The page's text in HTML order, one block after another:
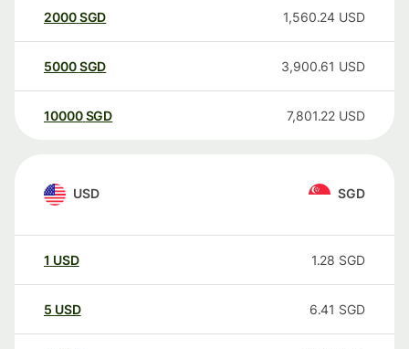
2000SGD 1,560.24 USD
5000SGD 3,900.61 USD
10000 SGD 7,801.22 USD
USD SGD
1 USD 1.28 SGD
5 USD 6.41 SGD